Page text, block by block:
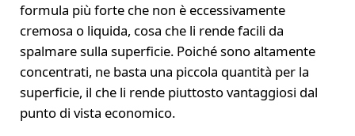
formula più forte che non è eccessivamente
cremosa o liquida, cosa che li rende facili da
spalmare sulla superficie. Poiché sono altamente
concentrati, ne basta una piccola quantità per la
superficie, il che li rende piuttosto vantaggiosi dal
punto di vista economico.